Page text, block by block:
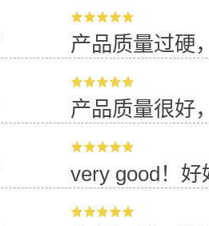
产品质量过硬
产品质量很好
very good！好